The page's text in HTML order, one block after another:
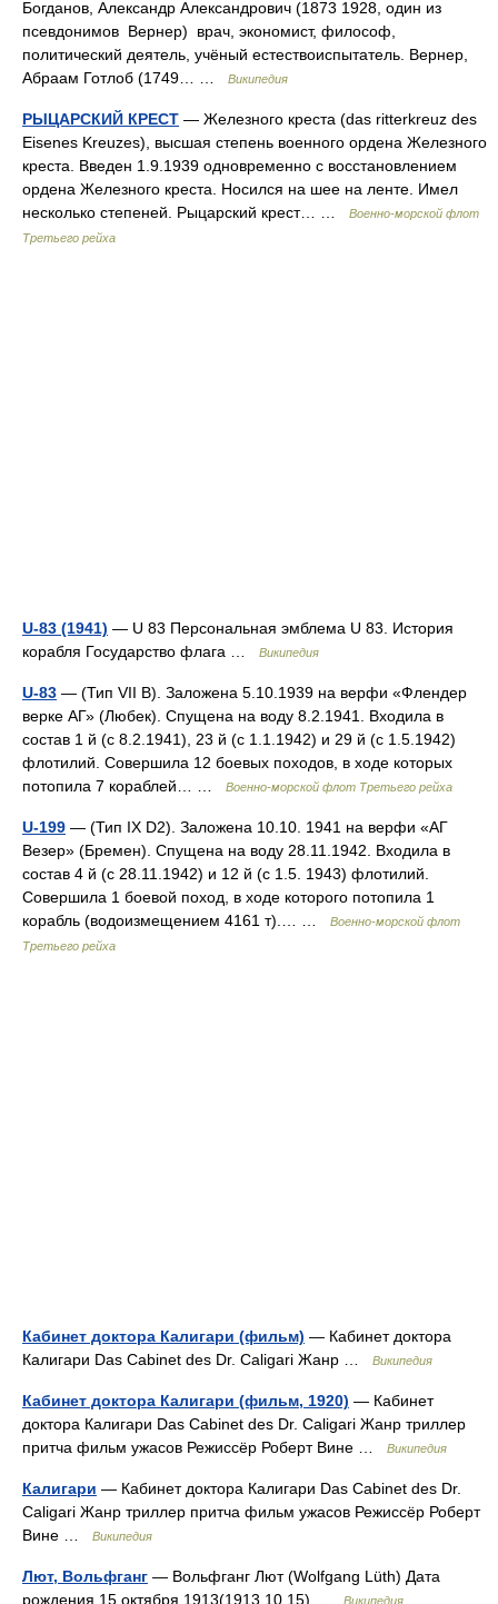
Богданов, Александр Александрович (1873 1928, один из
псевдонимов Вернер) врач, экономист, философ,
политический деятель, учёный естествоиспытатель. Вернер,
Абраам Готлоб (1749… …
Википедия
РЫЦАРСКИЙ КРЕСТ — Железного креста (das ritterkreuz des
Eisenes Kreuzes), высшая степень военного ордена Железного
креста. Введен 1.9.1939 одновременно с восстановлением
ордена Железного креста. Носился на шее на ленте. Имел
несколько степеней. Рыцарский крест… …
Военно-морской флот
Третьего рейха
U-83 (1941) — U 83 Персональная эмблема U 83. История
корабля Государство флага …
Википедия
U-83 — (Тип VII В). Заложена 5.10.1939 на верфи «Флендер
верке АГ» (Любек). Спущена на воду 8.2.1941. Входила в
состав 1 й (с 8.2.1941), 23 й (с 1.1.1942) и 29 й (с 1.5.1942)
флотилий. Совершила 12 боевых походов, в ходе которых
потопила 7 кораблей… …
Военно-морской флот Третьего рейха
U-199 — (Тип IX D2). Заложена 10.10. 1941 на верфи «АГ
Везер» (Бремен). Спущена на воду 28.11.1942. Входила в
состав 4 й (с 28.11.1942) и 12 й (с 1.5. 1943) флотилий.
Совершила 1 боевой поход, в ходе которого потопила 1
корабль (водоизмещением 4161 т).… …
Военно-морской флот
Третьего рейха
Кабинет доктора Калигари (фильм) — Кабинет доктора
Калигари Das Cabinet des Dr. Caligari Жанр …
Википедия
Кабинет доктора Калигари (фильм, 1920) — Кабинет
доктора Калигари Das Cabinet des Dr. Caligari Жанр триллер
притча фильм ужасов Режиссёр Роберт Вине …
Википедия
Калигари — Кабинет доктора Калигари Das Cabinet des Dr.
Caligari Жанр триллер притча фильм ужасов Режиссёр Роберт
Вине …
Википедия
Лют, Вольфганг — Вольфганг Лют (Wolfgang Lüth) Дата
рождения 15 октября 1913(1913 10 15) …
Википедия